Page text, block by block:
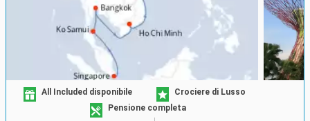
All Included disponibile
Crociere di Lusso
Pensione completa